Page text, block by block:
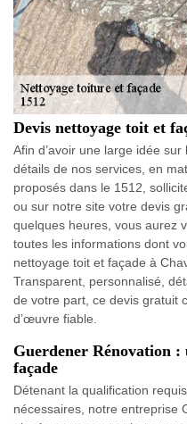
Devis nettoyage toit et
Afin d’avoir une large idée
détails de nos services, en
proposés dans le 1512,
ou sur notre site votre devis
quelques heures, vous aurez
toutes les informations dont
nettoyage toit et façade à
Transparent, personnalisé,
de votre part, ce devis gratuit
d’œuvre fiable.
Guerdener Rénovation :
façade
Détenant la qualification
nécessaires, notre entreprise